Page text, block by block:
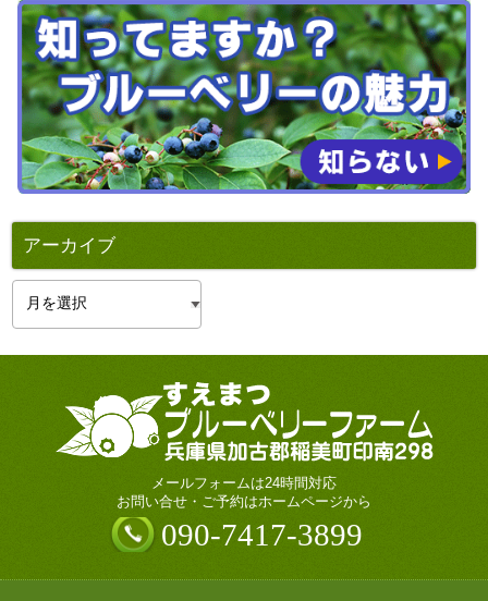
アーカイブ
イ
メールフォームは24時間対応
お問い合せ・ご予約はホームページから
090-7417-3899